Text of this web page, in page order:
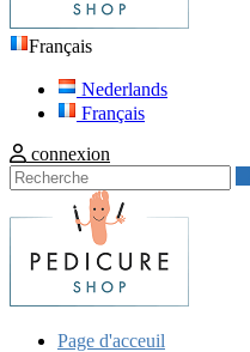
Français
Nederlands
Français
connexion
Page d'acceuil